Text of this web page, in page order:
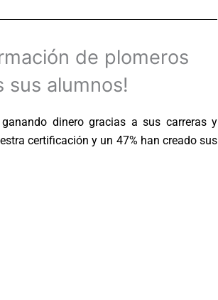
de plomeros
alumnos!
dinero gracias a sus carreras y
certificación y un 47% han creado sus